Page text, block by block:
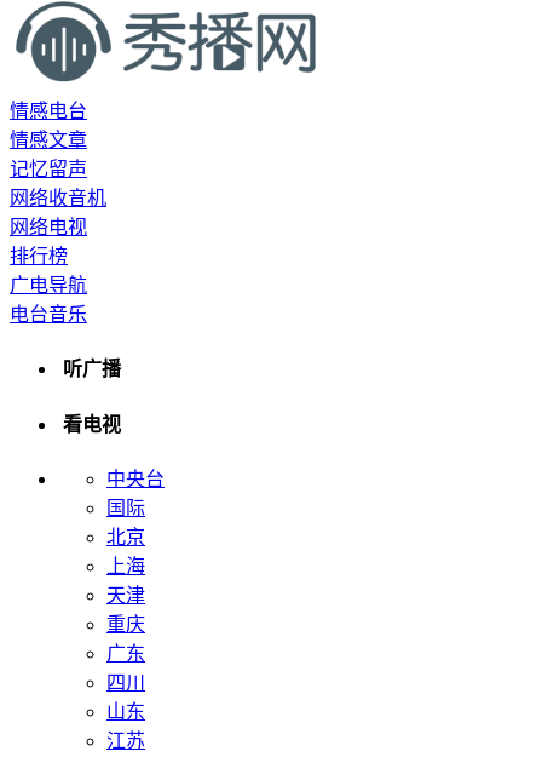
情感电台
情感文章
记忆留声
网络收音机
网络电视
排行榜
广电导航
电台音乐
听广播
看电视
中央台
国际
北京
上海
天津
重庆
广东
四川
山东
江苏